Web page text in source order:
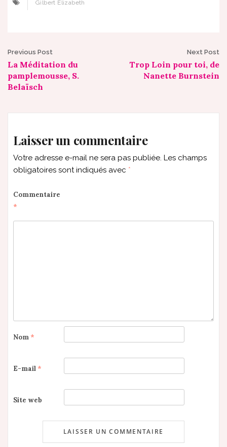
Gilbert Elizabeth
Post
navigation
Previous Post
La Méditation du
pamplemousse, S.
Belaïsch
Next Post
Trop Loin pour toi, de
Nanette Burnstein
Laisser un commentaire
Votre adresse e-mail ne sera pas publiée. Les champs
obligatoires sont indiqués avec *
Commentaire
*
Nom *
E-mail *
Site web